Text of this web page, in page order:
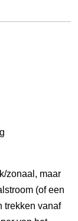
zonaal, maar
(of een
trekken vanaf